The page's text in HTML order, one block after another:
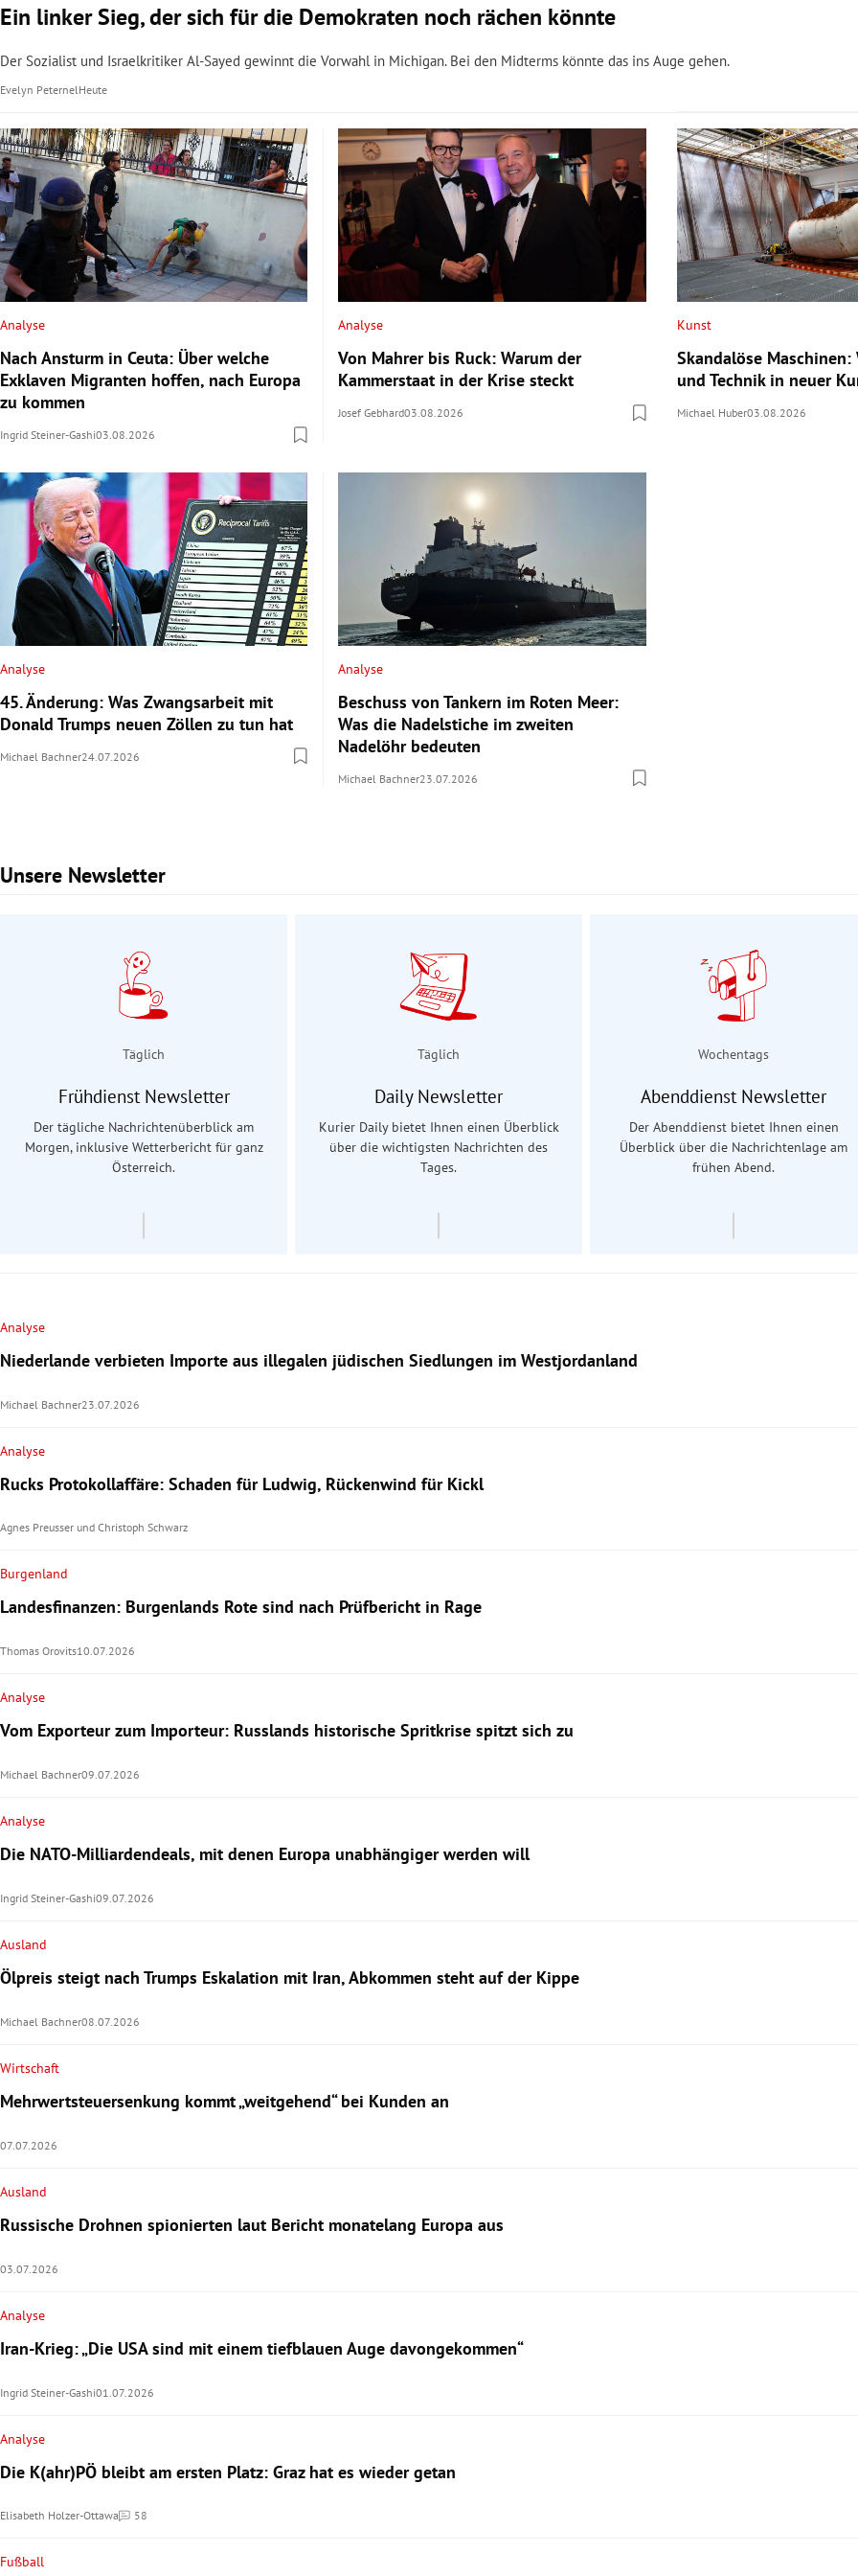
Ein linker Sieg, der sich für die Demokraten noch rächen könnte
Der Sozialist und Israelkritiker Al-Sayed gewinnt die Vorwahl in Michigan. Bei den Midterms könnte das ins Auge gehen.
Evelyn PeternelHeute
Analyse
Nach Ansturm in Ceuta: Über welche
Exklaven Migranten hoffen, nach Europa
zu kommen
Ingrid Steiner-Gashi03.08.2026
Analyse
Von Mahrer bis Ruck: Warum der
Kammerstaat in der Krise steckt
Josef Gebhard03.08.2026
Kunst
Skandalöse
und Technik in neuer
Michael Huber03.08.2026
Analyse
45. Änderung: Was Zwangsarbeit mit
Donald Trumps neuen Zöllen zu tun hat
Michael Bachner24.07.2026
Analyse
Beschuss von Tankern im Roten Meer:
Was die Nadelstiche im zweiten
Nadelöhr bedeuten
Michael Bachner23.07.2026
Unsere Newsletter
Slide 1 von 3
Täglich
Frühdienst Newsletter
Der tägliche Nachrichtenüberblick am
Morgen, inklusive Wetterbericht für ganz
Österreich.
Täglich
Daily Newsletter
Kurier Daily bietet Ihnen einen Überblick
über die wichtigsten Nachrichten des
Tages.
Wochentags
Abenddienst Newsletter
Der Abenddienst bietet Ihnen einen
Überblick über die Nachrichtenlage am
frühen Abend.
Analyse
Niederlande verbieten Importe aus illegalen jüdischen Siedlungen im Westjordanland
Michael Bachner23.07.2026
Analyse
Rucks Protokollaffäre: Schaden für Ludwig, Rückenwind für Kickl
Agnes Preusser und Christoph Schwarz
Burgenland
Landesfinanzen: Burgenlands Rote sind nach Prüfbericht in Rage
Thomas Orovits10.07.2026
Analyse
Vom Exporteur zum Importeur: Russlands historische Spritkrise spitzt sich zu
Michael Bachner09.07.2026
Analyse
Die NATO-Milliardendeals, mit denen Europa unabhängiger werden will
Ingrid Steiner-Gashi09.07.2026
Ausland
Ölpreis steigt nach Trumps Eskalation mit Iran, Abkommen steht auf der Kippe
Michael Bachner08.07.2026
Wirtschaft
Mehrwertsteuersenkung kommt „weitgehend“ bei Kunden an
07.07.2026
Ausland
Russische Drohnen spionierten laut Bericht monatelang Europa aus
03.07.2026
Analyse
Iran-Krieg: „Die USA sind mit einem tiefblauen Auge davongekommen“
Ingrid Steiner-Gashi01.07.2026
Analyse
Die K(ahr)PÖ bleibt am ersten Platz: Graz hat es wieder getan
Elisabeth Holzer-Ottawa 58
Kommentare
Fußball